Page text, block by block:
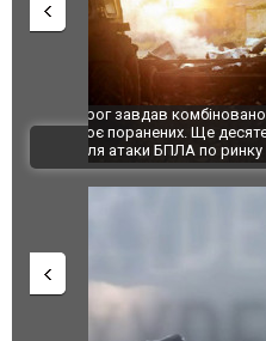
За 2000 кілометрів
Єкатеринбурзі після
склад Wildberries.